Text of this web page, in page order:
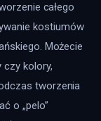
całego
kostiumów
Możecie
czy kolory,
tworzenia
o „pelo”